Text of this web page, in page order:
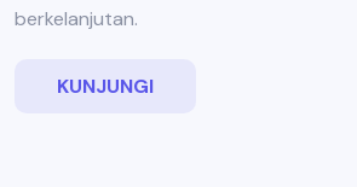
berkelanjutan.
KUNJUNGI